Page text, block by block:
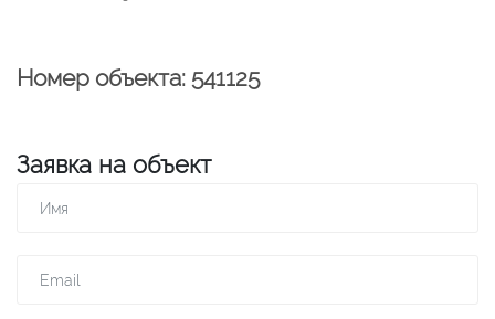
Номер объекта: 541125
Заявка на объект